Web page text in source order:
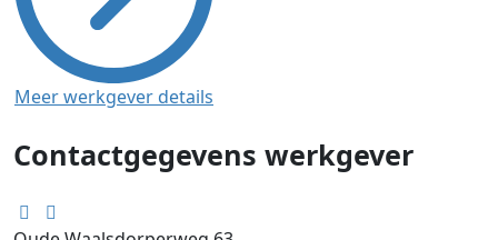
Meer werkgever details
Contactgegevens werkgever